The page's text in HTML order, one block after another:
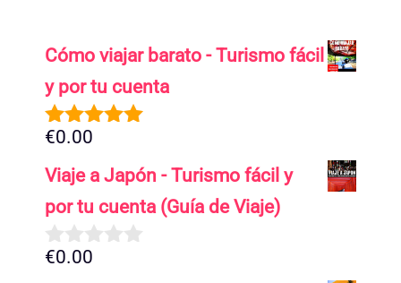
Cómo viajar barato - Turismo fácil
y por tu cuenta
5.00de 5
€0.00
Viaje a Japón - Turismo fácil y
por tu cuenta (Guía de Viaje)
0
€0.00